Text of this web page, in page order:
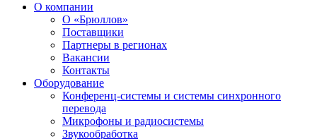
О компании
О «Брюллов»
Поставщики
Партнеры в регионах
Вакансии
Контакты
Оборудование
Конференц-системы и системы синхронного
перевода
Микрофоны и радиосистемы
Звукообработка